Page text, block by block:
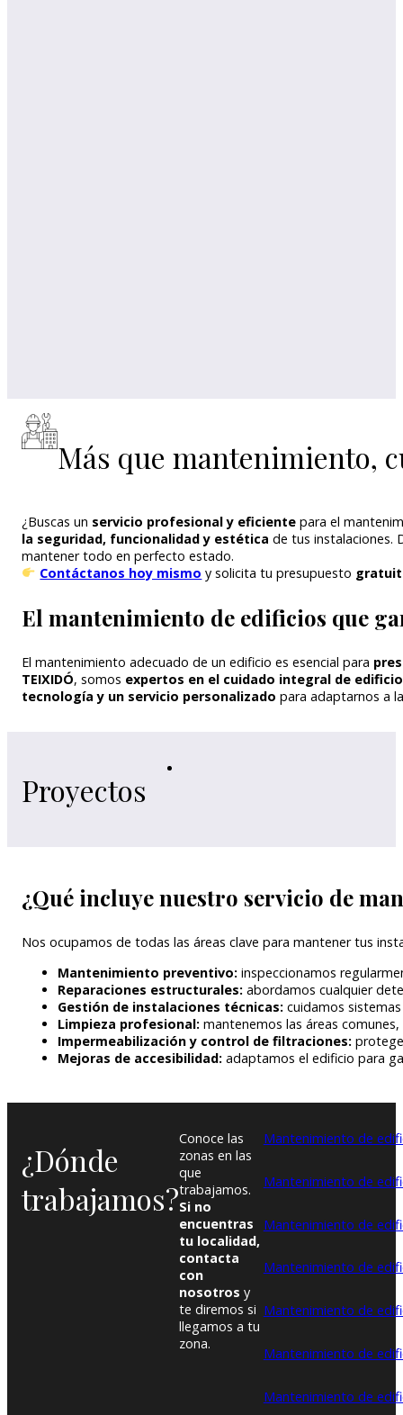
Más que mantenimiento,
¿Buscas un servicio profesional y eficiente para el
la seguridad, funcionalidad y estética de tus instalaciones.
mantener todo en perfecto estado.
Contáctanos hoy mismo y solicita tu presupuesto
El mantenimiento de edificios que
El mantenimiento adecuado de un edificio es esencial para
TEIXIDÓ, somos expertos en el cuidado integral de
tecnología y un servicio personalizado para adaptarnos a
Proyectos
¿Qué incluye nuestro servicio de
Nos ocupamos de todas las áreas clave para mantener tus
Mantenimiento preventivo: inspeccionamos
Reparaciones estructurales: abordamos cualquier
Gestión de instalaciones técnicas: cuidamos
Limpieza profesional: mantenemos las áreas
Impermeabilización y control de filtraciones:
Mejoras de accesibilidad: adaptamos el edificio para
¿Dónde
trabajamos?
Conoce las
zonas en las
que
trabajamos.
Si no
encuentras
tu localidad,
contacta
con
nosotros y
te diremos si
llegamos a tu
zona.
Mantenimiento de
Mantenimiento de
Mantenimiento de
Mantenimiento de
Mantenimiento de
Mantenimiento de
Mantenimiento de